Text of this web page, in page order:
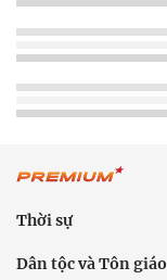
Thời sự
Dân tộc và Tôn giáo